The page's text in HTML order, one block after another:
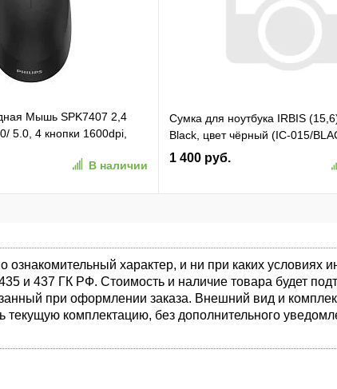
Мышь SPK7407 2,4
5.0, 4 кнопки 1600dpi,
(SPK7407B/ 01)
В наличии
Сумка для ноутбука IRBIS
Black, цвет чёрный (IC-015/
1 400 руб.
характер, и ни при каких
и 437 ГК РФ. Стоимость и наличие товара будет
при оформлении заказа. Внешний вид и
текущую комплектацию, без дополнительного